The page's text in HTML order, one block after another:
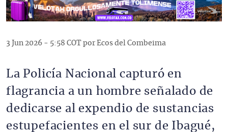
3 Jun 2026 - 5:58 COT por Ecos del Combeima
La Policía Nacional capturó en
flagrancia a un hombre señalado de
dedicarse al expendio de sustancias
estupefacientes en el sur de Ibagué,